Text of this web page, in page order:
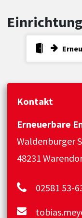
Kontakt
Erneuerbare
Waldenburger
48231
02581 53-